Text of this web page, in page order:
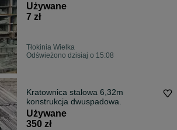
Używane
7 zł
Tłokinia Wielka
Odświeżono dzisiaj o 15:08
Kratownica stalowa 6,32m
konstrukcja dwuspadowa.
Używane
350 zł